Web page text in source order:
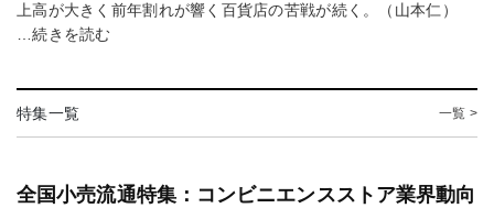
上高が大きく前年割れが響く百貨店の苦戦が続く。（山本仁）
…続きを読む
特集一覧 一覧 >
全国小売流通特集：コンビニエンスストア業界動向